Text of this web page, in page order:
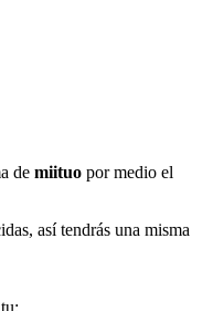
de miituo por medio el
así tendrás una misma